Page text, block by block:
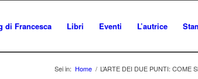
di Francesca Libri Eventi L’autrice
Sei in: Home / L’ARTE DEI DUE PUNTI: COME